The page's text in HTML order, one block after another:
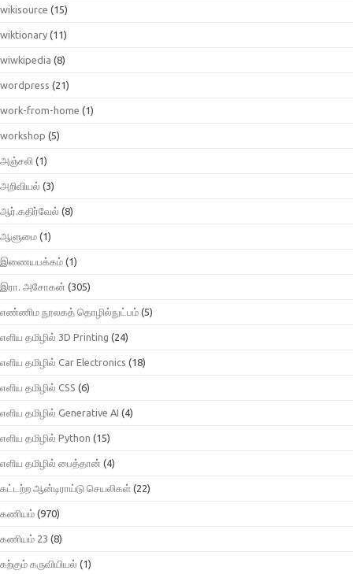
wikisource (15)
wiktionary (11)
wiwkipedia (8)
wordpress (21)
work-from-home (1)
workshop (5)
அஞ்சலி (1)
அறிவியல் (3)
ஆர்.கதிர்வேல் (8)
ஆளுமை (1)
இணையபக்கம் (1)
இரா. அசோகன் (305)
எண்ணிம நூலகத் தொழில்நுட்பம் (5)
எளிய தமிழில் 3D Printing (24)
எளிய தமிழில் Car Electronics (18)
எளிய தமிழில் CSS (6)
எளிய தமிழில் Generative AI (4)
எளிய தமிழில் Python (15)
எளிய தமிழில் பைத்தான் (4)
கட்டற்ற ஆன்டிராய்டு செயலிகள் (22)
கணியம் (970)
கணியம் 23 (8)
கற்கும் கருவியியல் (1)